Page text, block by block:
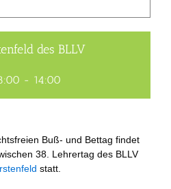
des BLLV
- 14:00
Buß- und Bettag findet
38. Lehrertag des BLLV
statt.